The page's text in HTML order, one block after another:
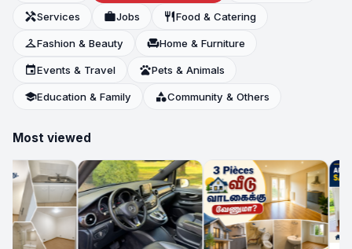
handymanServices workJobs restaurantFood & Catering
checkroomFashion & Beauty chairHome & Furniture
eventEvents & Travel petsPets & Animals
schoolEducation & Family categoryCommunity & Others
Most viewed